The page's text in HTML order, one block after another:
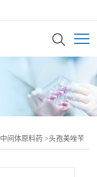
中间体原料药 >头孢美唑苄